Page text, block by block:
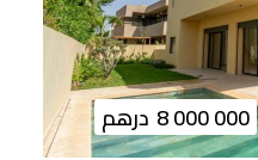
8 000 000 درهم